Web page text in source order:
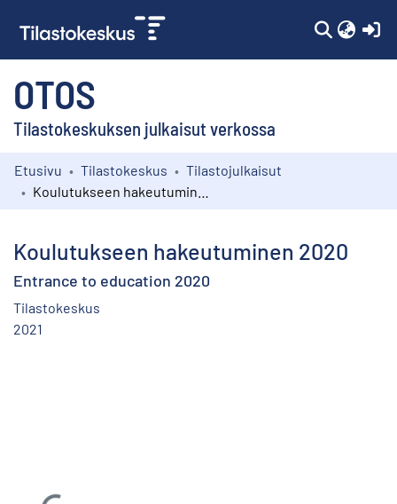
OTOS
Tilastokeskuksen julkaisut verkossa
Kokoelmat
Etusivu Tilastokeskus
Tilastojulkaisut
Koulutukseen hakeutuminen 2020
Entrance to education 2020
Tilastokeskus
2021